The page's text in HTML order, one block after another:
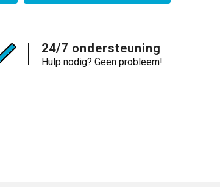
24/7 ondersteuning
Hulp nodig? Geen probleem!